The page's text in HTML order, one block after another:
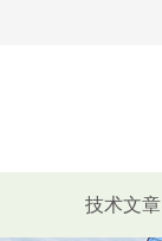
技术文章